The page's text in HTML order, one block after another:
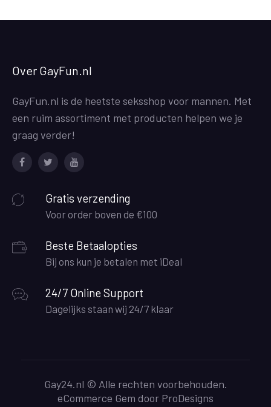
Over GayFun.nl
GayFun.nl is de heetste seksshop voor mannen. Met
een ruim assortiment met producten helpen we je
graag verder!
Gratis verzending
Voor order boven de €100
Beste Betaalopties
Bij ons kun je betalen met iDeal
24/7 Online Support
Dagelijks staan wij 24/7 klaar
Gay24.nl © Alle rechten voorbehouden.
eCommerce Gem door ProDesigns